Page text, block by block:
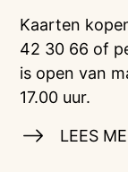
Kaarten
42 30 66 of
is open van
17.00 uur.
LEES